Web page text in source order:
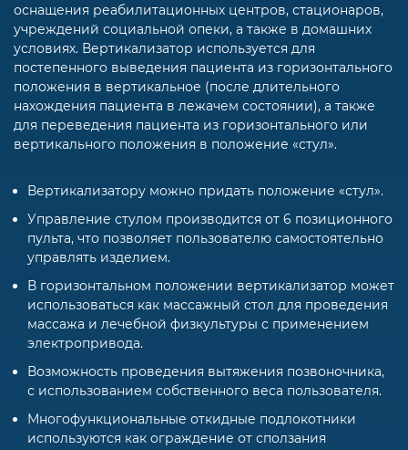
оснащения реабилитационных центров, стационаров,
учреждений социальной опеки, а также в домашних
условиях. Вертикализатор используется для
постепенного выведения пациента из горизонтального
положения в вертикальное (после длительного
нахождения пациента в лежачем состоянии), а также
для переведения пациента из горизонтального или
вертикального положения в положение «стул».
Вертикализатору можно придать положение «стул».
Управление стулом производится от 6 позиционного
пульта, что позволяет пользователю самостоятельно
управлять изделием.
В горизонтальном положении вертикализатор может
использоваться как массажный стол для проведения
массажа и лечебной физкультуры с применением
электропривода.
Возможность проведения вытяжения позвоночника,
с использованием собственного веса пользователя.
Многофункциональные откидные подлокотники
используются как ограждение от сползания